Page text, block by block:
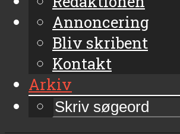
Annoncering
Bliv skribent
Kontakt
Arkiv